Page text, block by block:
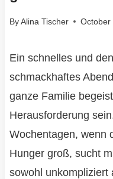
ByAlina Tischer October
Ein schnelles und
schmackhaftes
ganze Familie
Herausforderung
Wochentagen, wenn
Hunger groß, sucht
sowohl unkompliziert